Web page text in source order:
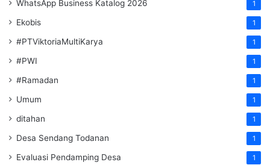
WhatsApp Business Katalog 2026 1
Ekobis 1
#PTViktoriaMultiKarya 1
#PWI 1
#Ramadan 1
Umum 1
ditahan 1
Desa Sendang Todanan 1
Evaluasi Pendamping Desa 1